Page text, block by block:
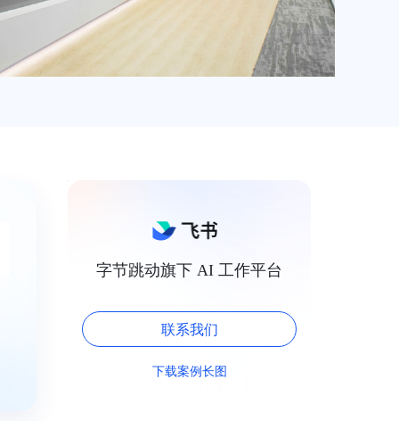
字节跳动旗下 AI 工作平台
联系我们
下载案例长图